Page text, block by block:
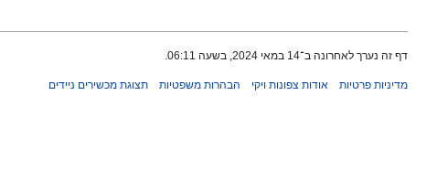
דף זה נערך לאחרונה ב־14 במאי 2024, בשעה 06:11.
מדיניות פרטיות אודות צפונות ויקי הבהרות משפטיות תצוגת מכשירים ניידים